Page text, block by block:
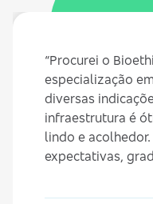
“Procurei o
especialização
diversas
infraestrutura é
lindo e
expectativas,
maioria